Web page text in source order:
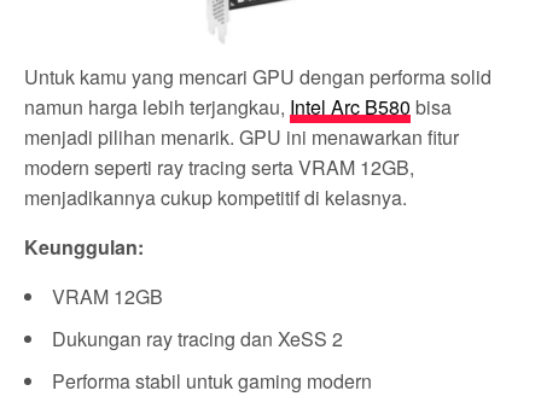
Untuk kamu yang mencari GPU dengan performa solid
namun harga lebih terjangkau, Intel Arc B580 bisa
menjadi pilihan menarik. GPU ini menawarkan fitur
modern seperti ray tracing serta VRAM 12GB,
menjadikannya cukup kompetitif di kelasnya.
Keunggulan:
VRAM 12GB
Dukungan ray tracing dan XeSS 2
Performa stabil untuk gaming modern